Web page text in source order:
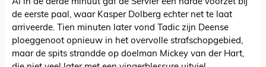
Al in de derde minuut gaf de Serviër een harde voorzet bij
de eerste paal, waar Kasper Dolberg echter net te laat
arriveerde. Tien minuten later vond Tadic zijn Deense
ploeggenoot opnieuw in het overvolle strafschopgebied,
maar de spits strandde op doelman Mickey van der Hart,